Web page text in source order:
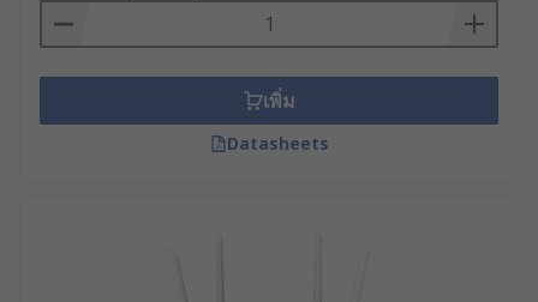
เพิ่มเสถียรภาพการเชื่อมต่อ : ลดการหยุดชะงัก
โดยเฉพาะในกระบวนการผลิตต่อเนื่องหากการ
ขาดการเชื่อมต่อแม้เพียงไม่กี่นาทีอาจส่งผลให้
เกิดความเสียหายมหาศาล
เพิ่ม
Datasheets